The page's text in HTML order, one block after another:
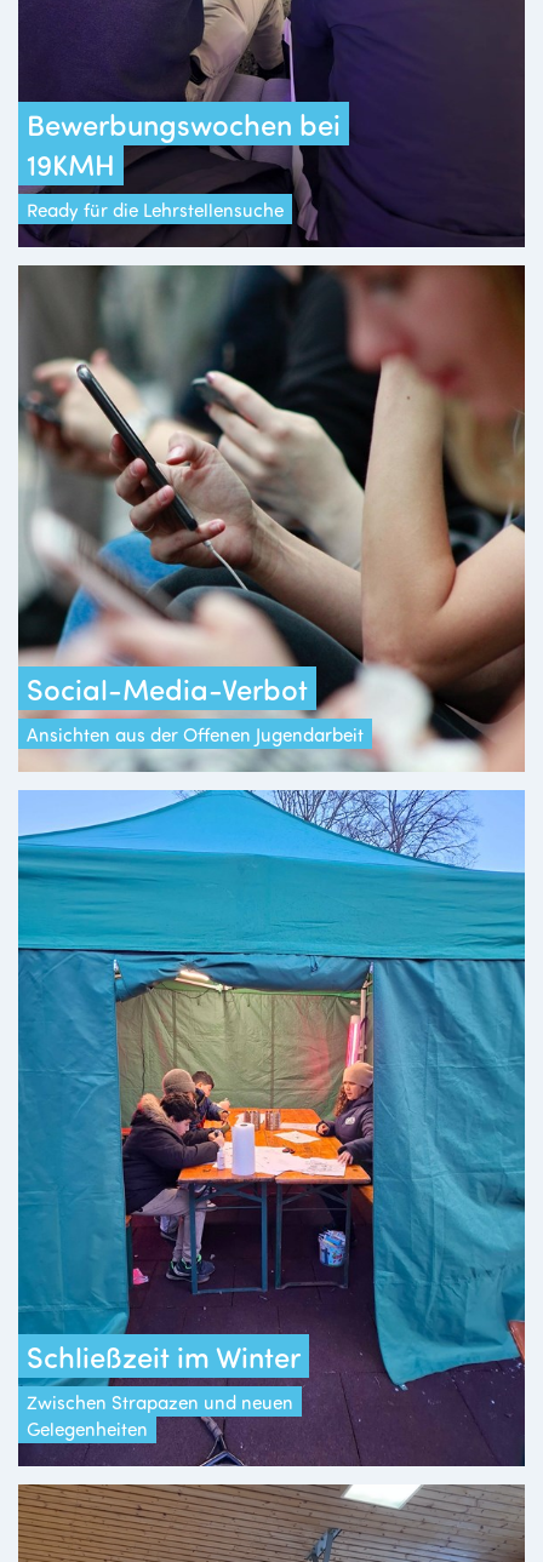
Bewerbungswochen bei
19KMH
Ready für die Lehrstellensuche
Social-Media-Verbot
Ansichten aus der Offenen Jugendarbeit
Schließzeit im Winter
Zwischen Strapazen und neuen
Gelegenheiten